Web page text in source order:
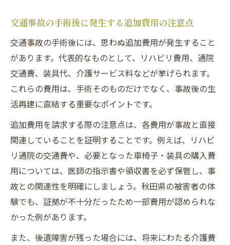
交通事故の手術後に発生する追加費用の注意点
交通事故の手術後には、思わぬ追加費用が発生すること
があります。代表的なものとして、リハビリ費用、通院
交通費、装具代、介護サービス料などが挙げられます。
これらの費用は、手術そのものだけでなく、事故後の生
活再建に直結する重要なポイントです。
追加費用を請求する際の注意点は、各費用が事故と直接
関連していることを証明することです。例えば、リハビ
リ通院の交通費や、必要となった車椅子・装具の購入費
用については、医師の指示書や領収書を必ず保管し、事
故との関連性を明確にしましょう。秋田県の被害者の体
験でも、証拠が不十分だったため一部費用が認められな
かった例があります。
また、後遺障害が残った場合には、将来にわたる介護費